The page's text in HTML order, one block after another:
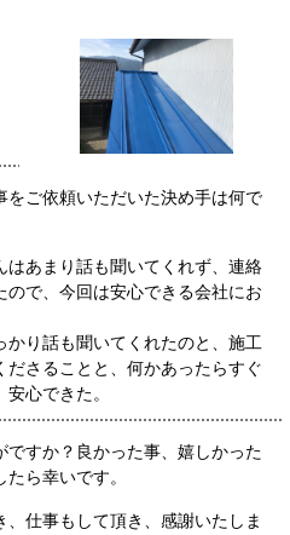
をご依頼いただいた決め手は何で
はあまり話も聞いてくれず、連絡
ので、今回は安心できる会社にお
かり話も聞いてくれたのと、施工
ださることと、何かあったらすぐ
心できた。
ですか？良かった事、嬉しかった
ら幸いです。
仕事もして頂き、感謝いたしま